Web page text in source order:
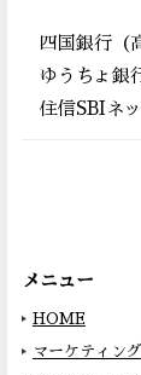
四国銀行（
ゆうちょ銀
住信SBIネ
メニュー
HOME
マーケティン